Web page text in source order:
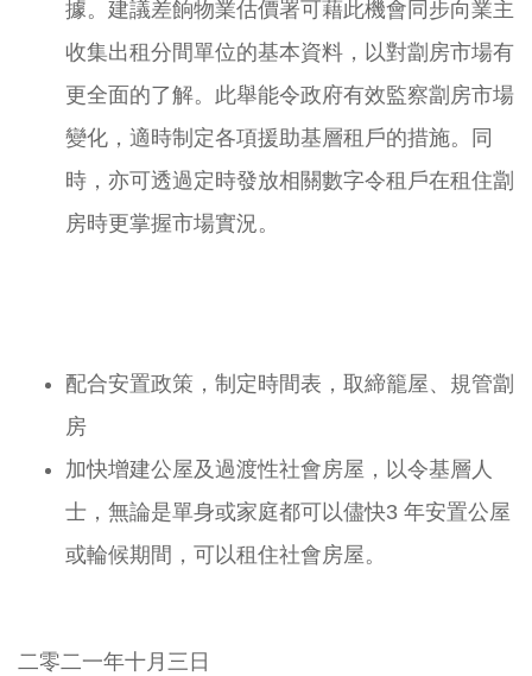
據。建議差餉物業估價署可藉此機會同步向業主
收集出租分間單位的基本資料，以對劏房市場有
更全面的了解。此舉能令政府有效監察劏房市場
變化，適時制定各項援助基層租戶的措施。同
時，亦可透過定時發放相關數字令租戶在租住劏
房時更掌握市場實況。
配合安置政策，制定時間表，取締籠屋、規管劏
房
加快增建公屋及過渡性社會房屋，以令基層人
士，無論是單身或家庭都可以儘快3 年安置公屋
或輪候期間，可以租住社會房屋。
二零二一年十月三日